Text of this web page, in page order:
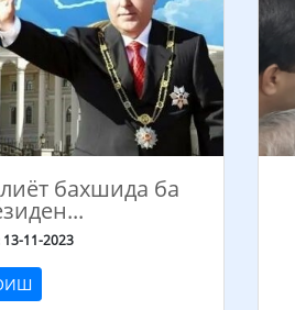
бахшида ба
11-2023